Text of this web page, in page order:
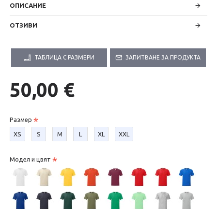
ОПИСАНИЕ
ОТЗИВИ
ТАБЛИЦА С РАЗМЕРИ ЗАПИТВАНЕ ЗА ПРОДУКТА
50,00 €
Размер
XS S М L XL XXL
Модел и цвят